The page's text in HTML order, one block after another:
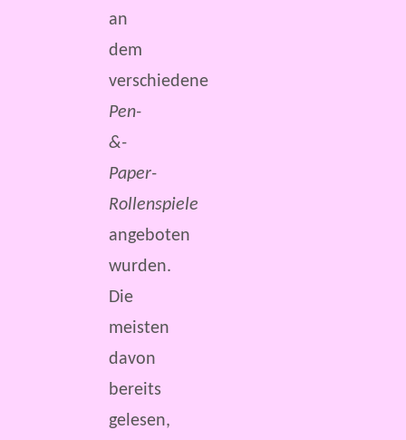
an
dem
verschiedene
Pen-
&-
Paper-
Rollenspiele
angeboten
wurden.
Die
meisten
davon
bereits
gelesen,